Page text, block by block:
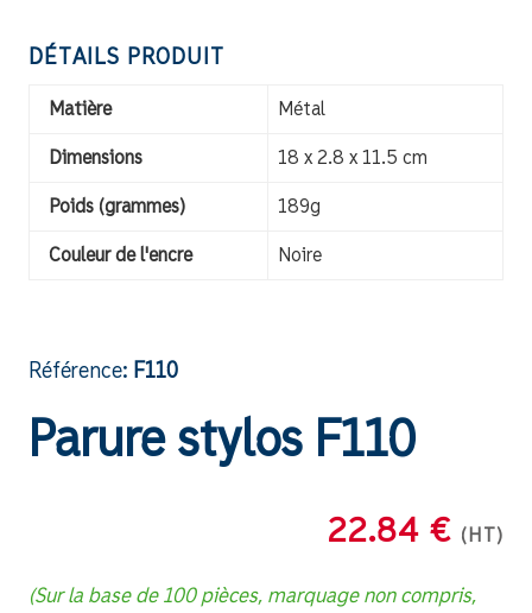
DÉTAILS PRODUIT
Matière Métal
Dimensions 18 x 2.8 x 11.5 cm
Poids (grammes) 189g
Couleur de l'encre Noire
Référence: F110
Parure stylos F110
22.84 € (HT)
(Sur la base de 100 pièces, marquage non compris,